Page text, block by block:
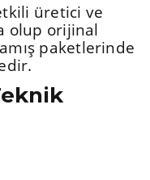
üretici ve
olup orijinal
paketlerinde